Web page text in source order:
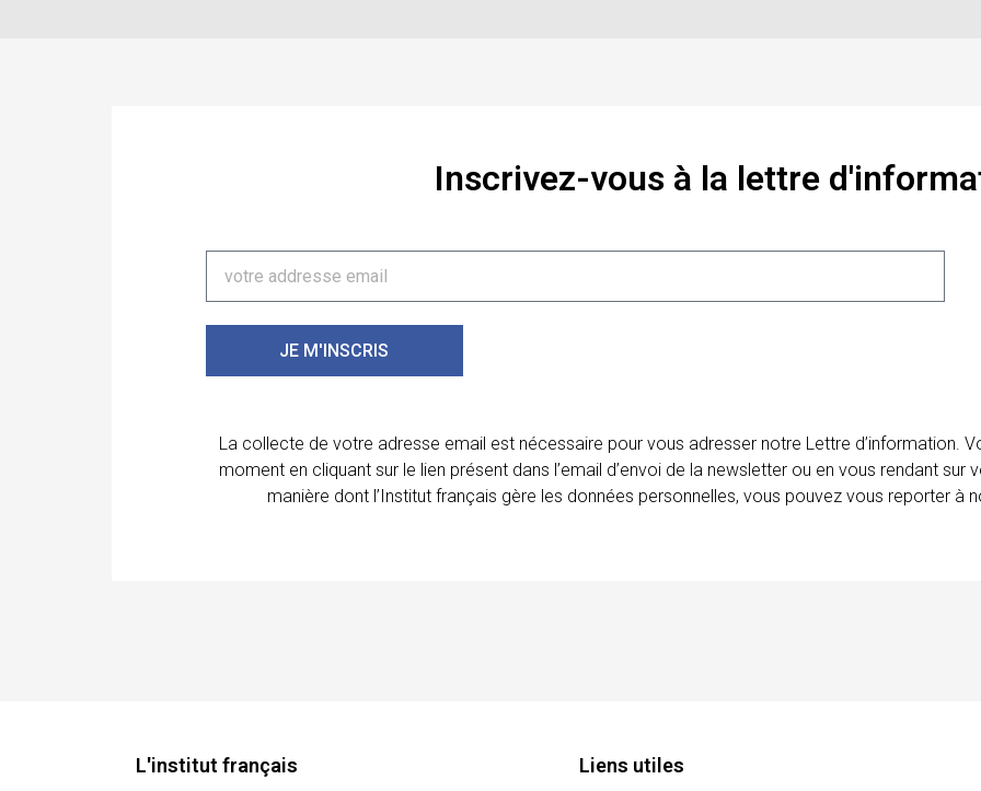
Inscrivez-vous à la lettre
JE M'INSCRIS
La collecte de votre adresse email est nécessaire pour vous adresser notre Lettre d’information.
moment en cliquant sur le lien présent dans l’email d’envoi de la newsletter ou en vous rendant
manière dont l’Institut français gère les données personnelles, vous pouvez vous reporter à
L'institut français Liens utiles